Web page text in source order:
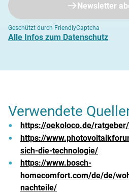
Newsletter
Geschützt durch FriendlyCaptcha
Alle Infos zum Datenschutz
Verwendete
https://oekoloco.de/
https://
sich-die-technologie/
https://www.bosch-
homecomfort.com/de/de/
nachteile/